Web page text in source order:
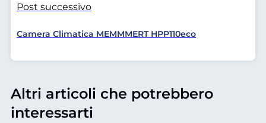
Post successivo
Camera Climatica MEMMMERT HPP110eco
Altri articoli che potrebbero
interessarti